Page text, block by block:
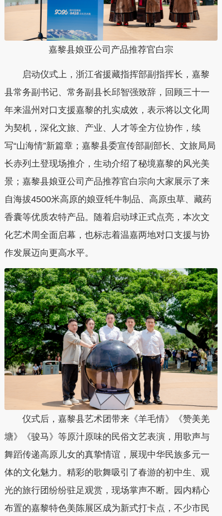
嘉黎县娘亚公司产品推荐官白宗
启动仪式上，浙江省援藏指挥部副指挥长，嘉黎
县常务副书记、常务副县长邱智强致辞，回顾三十一
年来温州对口支援嘉黎的扎实成效，表示将以文化周
为契机，深化文旅、产业、人才等全方位协作，续
写“山海情”新篇章；嘉黎县委宣传部副部长、文旅局局
长赤列土登现场推介，生动介绍了秘境嘉黎的风光美
景；嘉黎县娘亚公司产品推荐官白宗向大家展示了来
自海拔4500米高原的娘亚牦牛制品、高原虫草、藏药
香囊等优质农特产品。随着启动球正式点亮，本次文
化艺术周全面启幕，也标志着温嘉两地对口支援与协
作发展迈向更高水平。
仪式后，嘉黎县艺术团带来《羊毛情》《赞美羌
塘》《骏马》等原汁原味的民俗文艺表演，用歌声与
舞蹈传递高原儿女的真挚情谊，展现中华民族多元一
体的文化魅力。精彩的歌舞吸引了春游的初中生、观
光的旅行团纷纷驻足观赏，现场掌声不断。园内精心
布置的嘉黎特色美陈展区成为新式打卡点，不少市民